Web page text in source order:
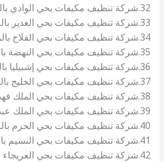
32.شركة تنظيف مكيفات بحي الوادي بالرياض
33.شركة تنظيف مكيفات بحي الغدير بالرياض
34.شركة تنظيف مكيفات بحي الفلاح بالرياض
35.شركة تنظيف مكيفات بحي النهضة بالرياض
36.شركة تنظيف مكيفات بحي إشبيليا بالرياض
37.شركة تنظيف مكيفات بحي الخليج بالرياض
38.شركة تنظيف مكيفات بحي الملك فهد بالرياض
39.شركة تنظيف مكيفات بحي الملك عبد الله بالرياض
40.شركة تنظيف مكيفات بحي الحزم بالرياض
41.شركة تنظيف مكيفات بحي النسيم بالرياض
42.شركة تنظيف مكيفات بحي العريجاء بالرياض